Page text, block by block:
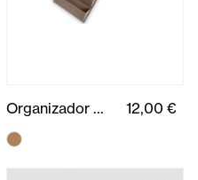
Organizador gafas 12,00 €